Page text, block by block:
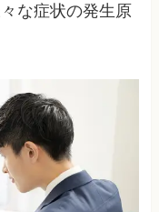
な症状の発生原